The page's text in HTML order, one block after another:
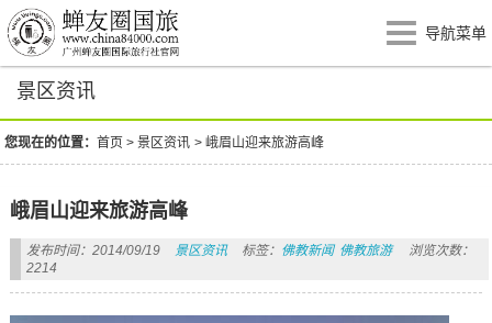
导航菜单
景区资讯
您现在的位置：首页 >景区资讯 >峨眉山迎来旅游高峰
峨眉山迎来旅游高峰
发布时间：2014/09/19 景区资讯 标签： 佛教新闻 佛教旅游
浏览次数：
2214